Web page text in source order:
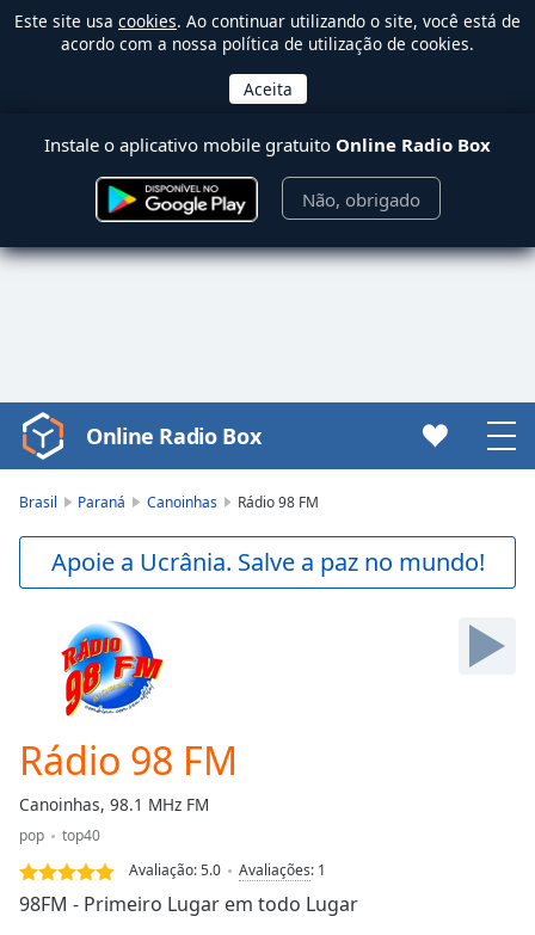
Este site usa cookies. Ao continuar utilizando o site, você está de
acordo com a nossa política de utilização de cookies.
Instale o aplicativo mobile gratuito Online Radio Box
Não, obrigado
Video
Player
Backward
Current
Time0:00
-:-
Loaded:
0.00%
Stream
Online Radio Box
Brasil Paraná Canoinhas Rádio 98 FM
Apoie a Ucrânia. Salve a paz no mundo!
Rádio 98 FM
Canoinhas, 98.1 MHz FM
pop
top40
Avaliação:5.0 Avaliações: 1
98FM - Primeiro Lugar em todo Lugar